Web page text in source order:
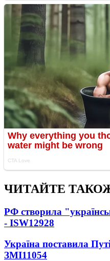
ЧИТАЙТЕ
РФ створила
- ISW12928
Україна поставила
ЗМІ11054